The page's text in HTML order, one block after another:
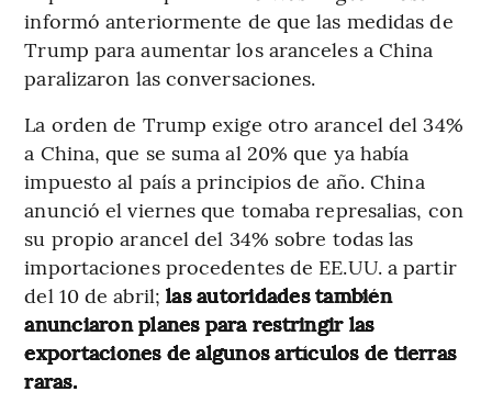
informó anteriormente de que las medidas de
Trump para aumentar los aranceles a China
paralizaron las conversaciones.
La orden de Trump exige otro arancel del 34%
a China, que se suma al 20% que ya había
impuesto al país a principios de año. China
anunció el viernes que tomaba represalias, con
su propio arancel del 34% sobre todas las
importaciones procedentes de EE.UU. a partir
del 10 de abril; las autoridades también
anunciaron planes para restringir las
exportaciones de algunos artículos de tierras
raras.